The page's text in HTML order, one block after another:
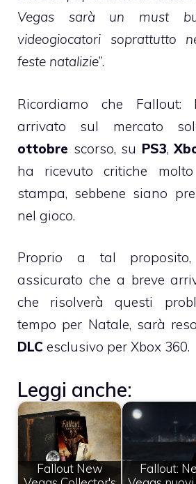
Vegas sarà un must
videogiocatori soprattutto
feste natalizie”.
Ricordiamo che
arrivato sul mercato
ottobre scorso, su PS3,
ha ricevuto critiche
stampa, sebbene siano
nel gioco.
Proprio a tal
assicurato che a breve
che risolverà questi
tempo per Natale, sarà
DLC esclusivo per Xbox 360.
Leggi anche:
Fallout New
Fallout: